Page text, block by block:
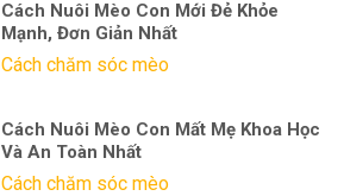
Cách Nuôi Mèo Con Mới Đẻ Khỏe
Mạnh, Đơn Giản Nhất
Cách chăm sóc mèo
Cách Nuôi Mèo Con Mất Mẹ Khoa Học
Và An Toàn Nhất
Cách chăm sóc mèo